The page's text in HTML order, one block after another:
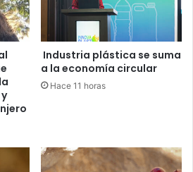
Industria plástica se suma
a la economía circular
Hace 11 horas